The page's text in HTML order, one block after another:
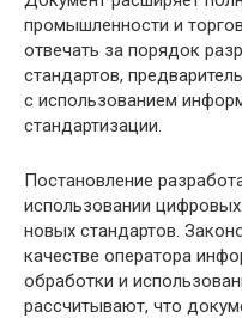
промышленности и
отвечать за порядок
стандартов,
с использованием
стандартизации.
Постановление
использовании цифровых
новых стандартов.
качестве оператора
обработки и
рассчитывают, что